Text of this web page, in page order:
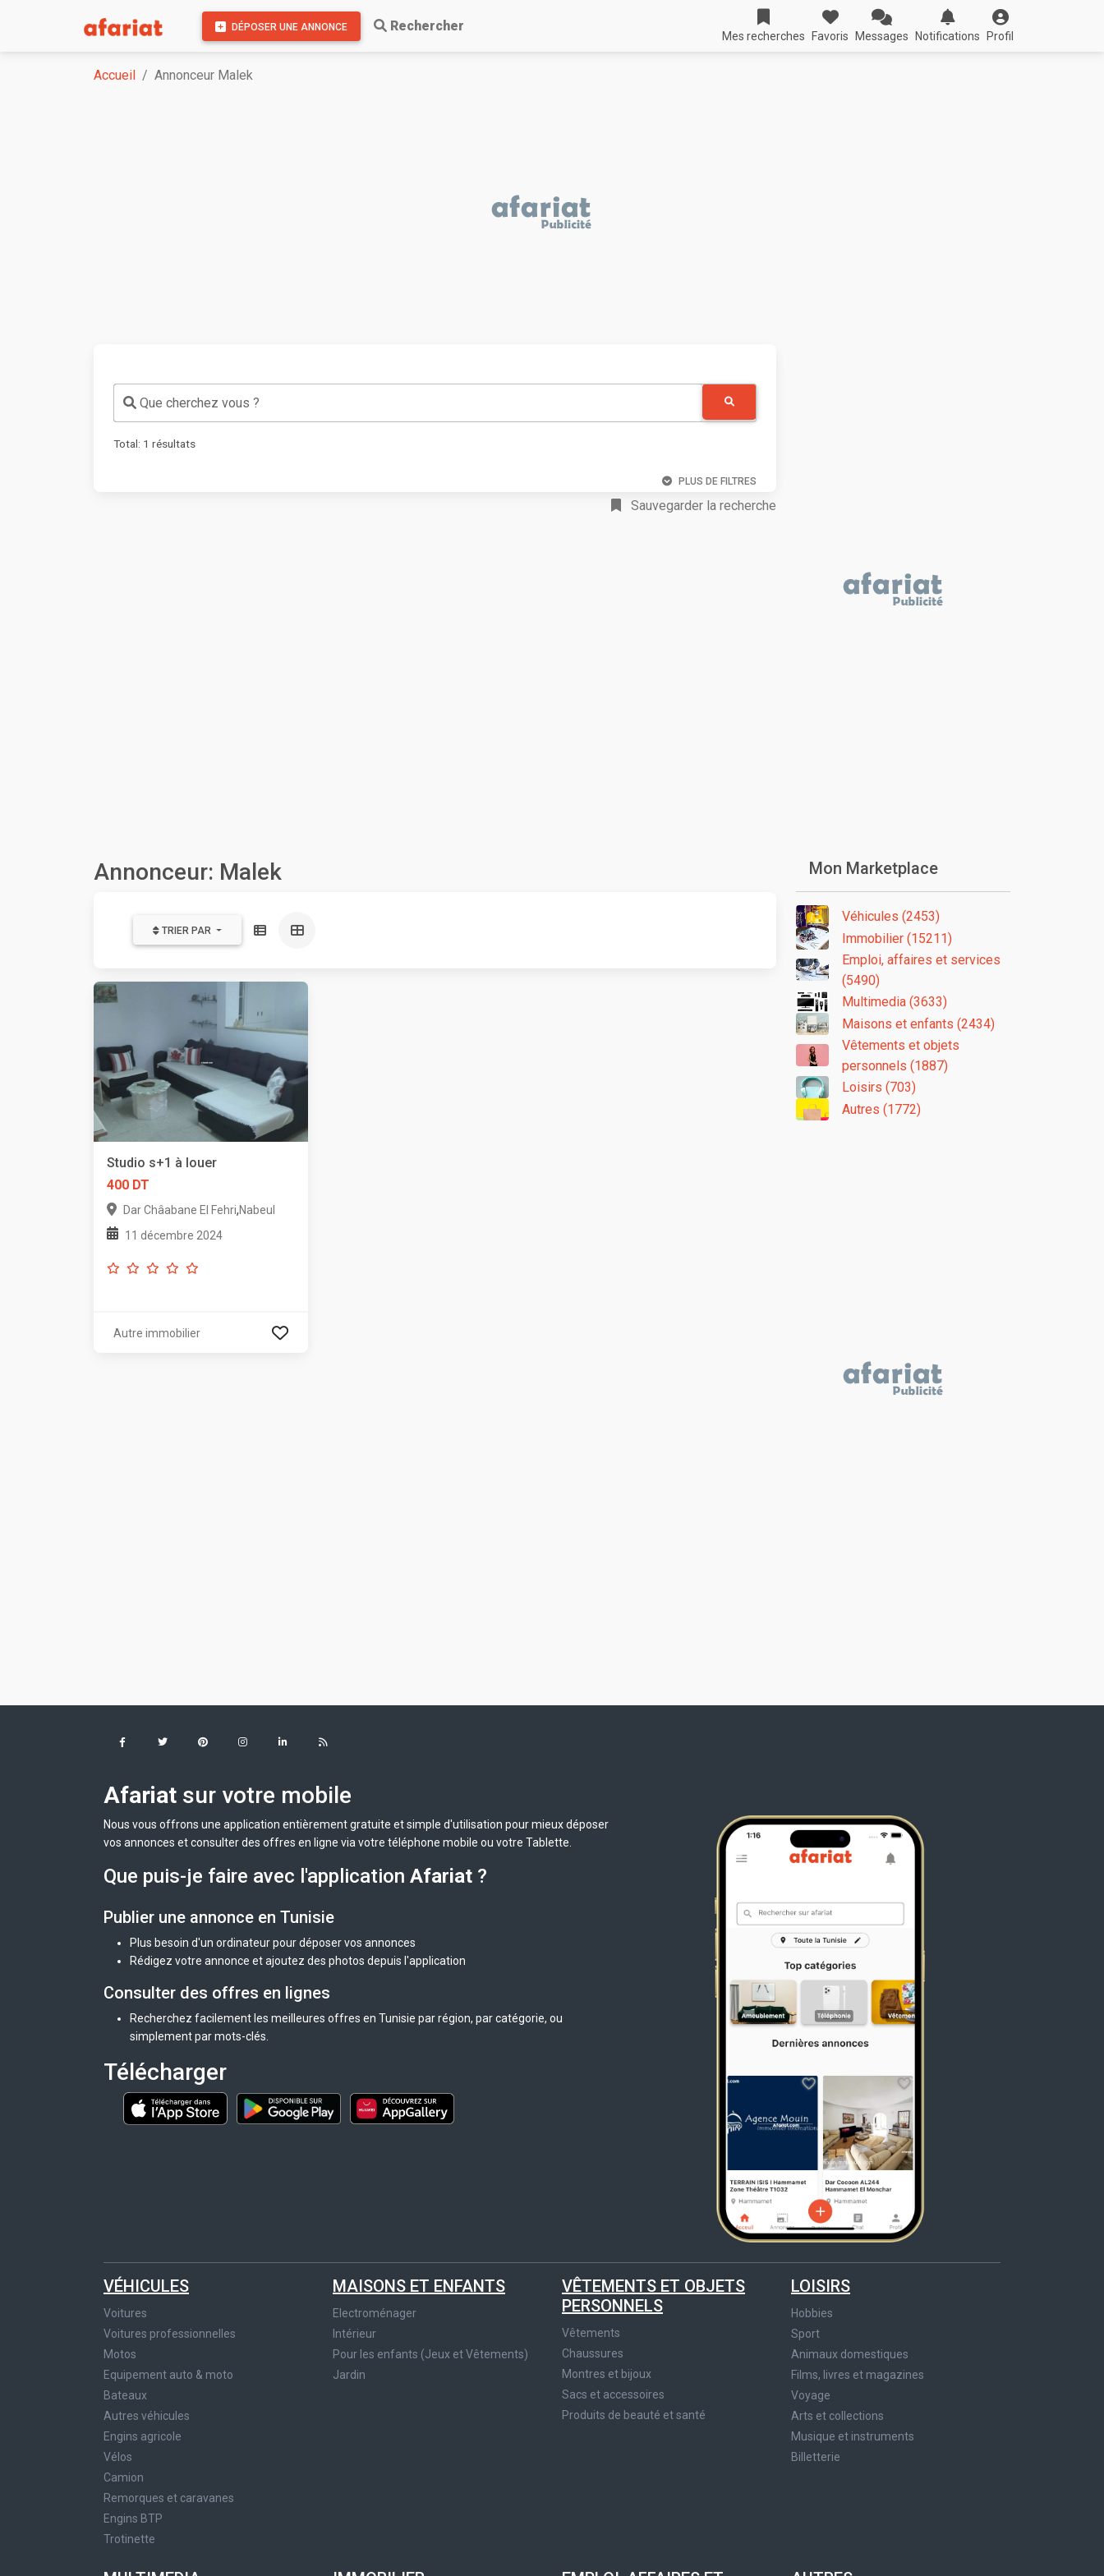
DÉPOSER UNE ANNONCE Rechercher
Mes recherches Favoris Messages Notifications Profil
Accueil Annonceur Malek
Que cherchez vous ?
Total: 1 résultats
PLUS DE FILTRES
Sauvegarder la recherche
Annonceur: Malek
TRIER PAR
Studio s+1 à louer
400 DT
Dar Châabane El Fehri,Nabeul
11 décembre 2024
Autre immobilier
Mon Marketplace
Véhicules (2453)
Immobilier (15211)
Emploi, affaires et services
(5490)
Multimedia (3633)
Maisons et enfants (2434)
Vêtements et objets
personnels (1887)
Loisirs (703)
Autres (1772)
Afariat sur votre mobile
Nous vous offrons une application entièrement gratuite et simple d'utilisation pour mieux déposer
vos annonces et consulter des offres en ligne via votre téléphone mobile ou votre Tablette.
Que puis-je faire avec l'application Afariat ?
Publier une annonce en Tunisie
Plus besoin d'un ordinateur pour déposer vos annonces
Rédigez votre annonce et ajoutez des photos depuis l'application
Consulter des offres en lignes
Recherchez facilement les meilleures offres en Tunisie par région, par catégorie, ou
simplement par mots-clés.
Télécharger
VÉHICULES
Voitures
Voitures professionnelles
Motos
Equipement auto & moto
Bateaux
Autres véhicules
Engins agricole
Vélos
Camion
Remorques et caravanes
Engins BTP
Trotinette
MAISONS ET ENFANTS
Electroménager
Intérieur
Pour les enfants (Jeux et Vêtements)
Jardin
VÊTEMENTS ET OBJETS
PERSONNELS
Vêtements
Chaussures
Montres et bijoux
Sacs et accessoires
Produits de beauté et santé
LOISIRS
Hobbies
Sport
Animaux domestiques
Films, livres et magazines
Voyage
Arts et collections
Musique et instruments
Billetterie